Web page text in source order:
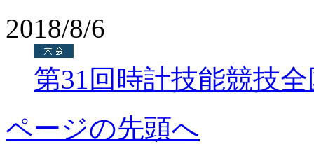
2018/8/6
第31回時計技能競技
ページの先頭へ